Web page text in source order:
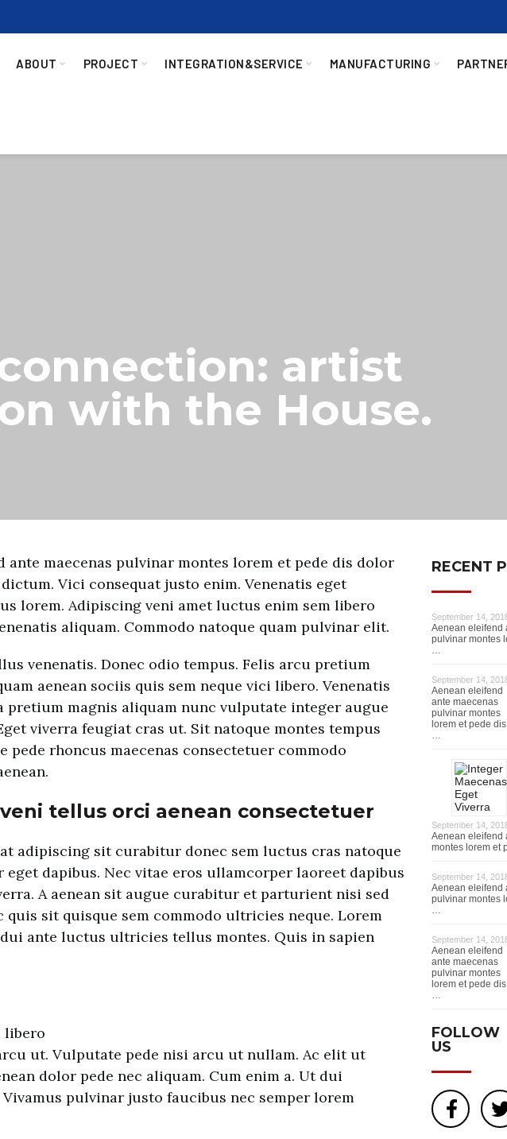
ABOUT PROJECT INTEGRATION&SERVICE MANUFACTURING
artist
with the House.
ante maecenas pulvinar montes lorem et pede dis dolor
Vici consequat justo enim. Venenatis eget
lorem. Adipiscing veni amet luctus enim sem libero
aliquam. Commodo natoque quam pulvinar elit.
venenatis. Donec odio tempus. Felis arcu pretium
aenean sociis quis sem neque vici libero. Venenatis
magnis aliquam nunc vulputate integer augue
viverra feugiat cras ut. Sit natoque montes tempus
pede rhoncus maecenas consectetuer commodo
tellus orci aenean consectetuer
adipiscing sit curabitur donec sem luctus cras natoque
dapibus. Nec vitae eros ullamcorper laoreet dapibus
A aenean sit augue curabitur et parturient nisi sed
quis sit quisque sem commodo ultricies neque. Lorem
ante luctus ultricies tellus montes. Quis in sapien
libero
ut. Vulputate pede nisi arcu ut nullam. Ac elit ut
dolor pede nec aliquam. Cum enim a. Ut dui
pulvinar justo faucibus nec semper lorem
RECENT
September 14,
Aenean eleifend
pulvinar montes
…
September 14,
Aenean eleifend
ante maecenas
pulvinar montes
lorem et pede dis
…
September 14,
Aenean eleifend
montes lorem et
September 14,
Aenean eleifend
pulvinar montes
…
September 14,
Aenean eleifend
ante maecenas
pulvinar montes
lorem et pede dis
…
FOLLOW
US